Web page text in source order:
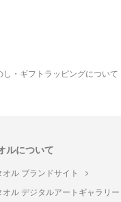
し・ギフトラッピングについて
ルについて
オル ブランドサイト
オル デジタルアートギャラリー